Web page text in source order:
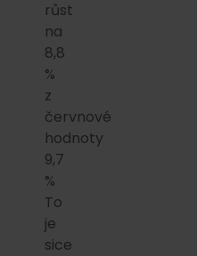
růst
na
8,8
%
z
červnové
hodnoty
9,7
%
To
je
sice